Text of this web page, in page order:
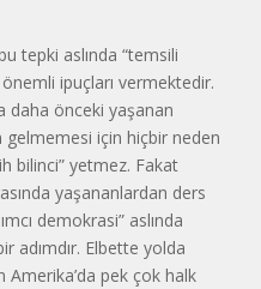
tepki aslında “temsili
ipuçları vermektedir.
daha önceki yaşanan
için hiçbir neden
bilinci” yetmez. Fakat
yaşananlardan ders
demokrasi” aslında
adımdır. Elbette yolda
pek çok halk